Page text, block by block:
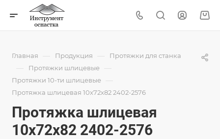
Главная — Продукция — Протяжки для станка
— Протяжки шлицевые —
Протяжки 10-ти шлицевые —
Протяжка шлицевая 10x72x82 2402-2576
Протяжка шлицевая
10x72x82 2402-2576